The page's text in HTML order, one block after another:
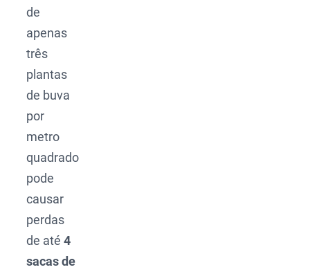
de
apenas
três
plantas
de buva
por
metro
quadrado
pode
causar
perdas
de até4
sacas de